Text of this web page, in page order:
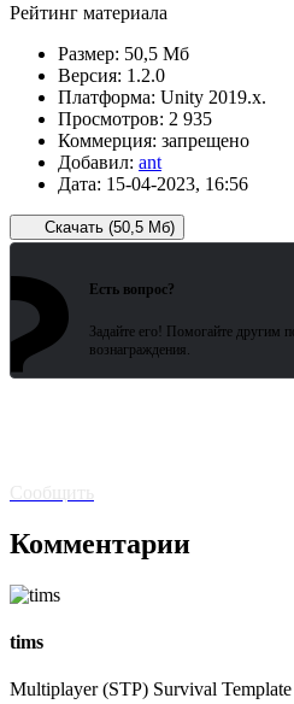
Рейтинг материала
Размер: 50,5 Мб
Версия: 1.2.0
Платформа: Unity 2019.x.
Просмотров: 2 935
Коммерция: запрещено
Добавил: ant
Дата: 15-04-2023, 16:56
Скачать (50,5 Мб)
Есть вопрос?
Задайте его! Помогайте другим
вознаграждения.
Сообщить
Комментарии
tims
Multiplayer (STP) Survival